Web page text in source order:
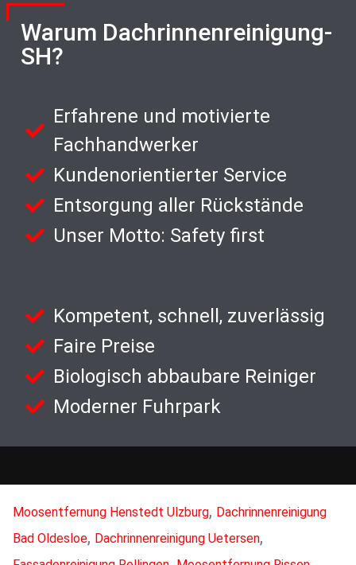
Warum Dachrinnenreinigung-
SH?
Erfahrene und motivierte
Fachhandwerker
Kundenorientierter Service
Entsorgung aller Rückstände
Unser Motto: Safety first
Kompetent, schnell, zuverlässig
Faire Preise
Biologisch abbaubare Reiniger
Moderner Fuhrpark
Moosentfernung Henstedt Ulzburg, Dachrinnenreinigung
Bad Oldesloe, Dachrinnenreinigung Uetersen,